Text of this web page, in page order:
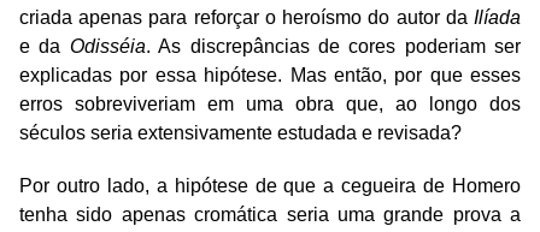
criada apenas para reforçar o heroísmo do autor da Ilíada
e da Odisséia. As discrepâncias de cores poderiam ser
explicadas por essa hipótese. Mas então, por que esses
erros sobreviveriam em uma obra que, ao longo dos
séculos seria extensivamente estudada e revisada?
Por outro lado, a hipótese de que a cegueira de Homero
tenha sido apenas cromática seria uma grande prova a